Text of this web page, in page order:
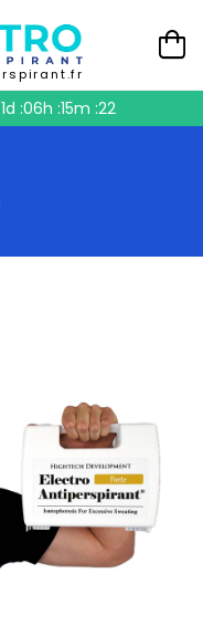
1d :06h :15m :21